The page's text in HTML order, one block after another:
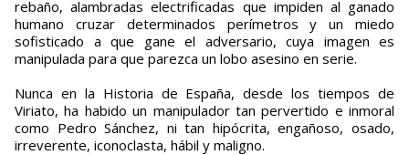
rebaño, alambradas electrificadas que impiden al ganado
humano cruzar determinados perímetros y un miedo
sofisticado a que gane el adversario, cuya imagen es
manipulada para que parezca un lobo asesino en serie.
Nunca en la Historia de España, desde los tiempos de
Viriato, ha habido un manipulador tan pervertido e inmoral
como Pedro Sánchez, ni tan hipócrita, engañoso, osado,
irreverente, iconoclasta, hábil y maligno.